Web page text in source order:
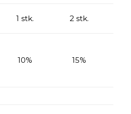
1 stk. 2 stk.
10% 15%